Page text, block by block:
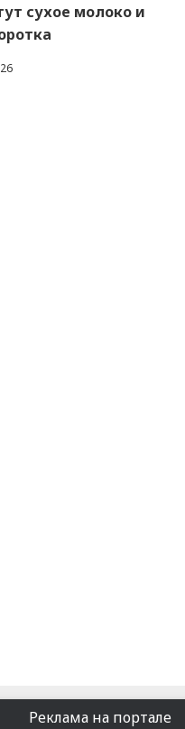
сухое молоко и
Реклама на портале